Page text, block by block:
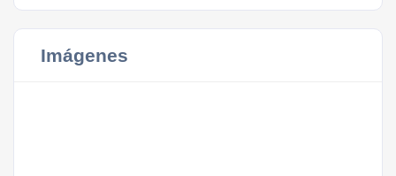
Imágenes